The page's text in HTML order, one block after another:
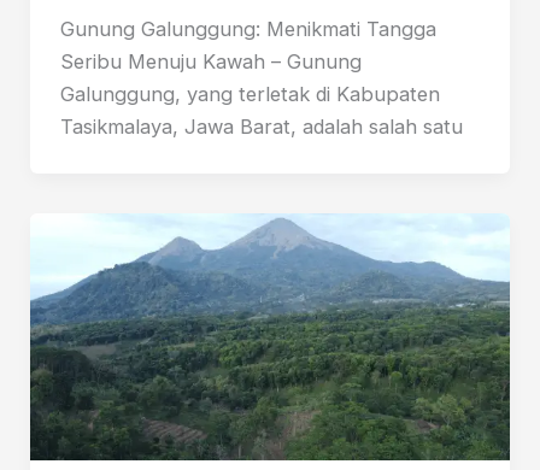
Gunung Galunggung: Menikmati Tangga
Seribu Menuju Kawah – Gunung
Galunggung, yang terletak di Kabupaten
Tasikmalaya, Jawa Barat, adalah salah satu